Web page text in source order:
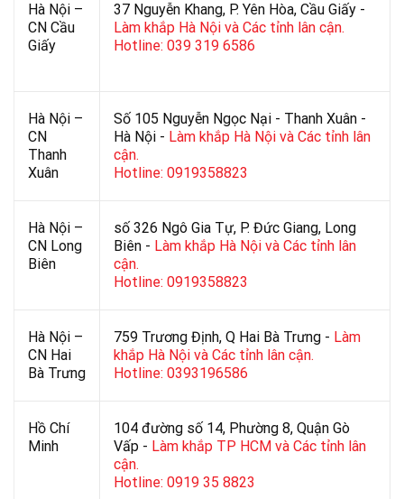
Hà Nội –
CN Cầu
Giấy
37 Nguyễn Khang, P. Yên Hòa, Cầu Giấy -
Làm khắp Hà Nội và Các tỉnh lân cận.
Hotline: 039 319 6586
Hà Nội –
CN
Thanh
Xuân
Số 105 Nguyễn Ngọc Nại - Thanh Xuân -
Hà Nội - Làm khắp Hà Nội và Các tỉnh lân
cận.
Hotline: 0919358823
Hà Nội –
CN Long
Biên
số 326 Ngô Gia Tự, P. Đức Giang, Long
Biên - Làm khắp Hà Nội và Các tỉnh lân
cận.
Hotline: 0919358823
Hà Nội –
CN Hai
Bà Trưng
759 Trương Định, Q Hai Bà Trưng - Làm
khắp Hà Nội và Các tỉnh lân cận.
Hotline: 0393196586
Hồ Chí
Minh
104 đường số 14, Phường 8, Quận Gò
Vấp - Làm khắp TP HCM và Các tỉnh lân
cận.
Hotline: 0919 35 8823